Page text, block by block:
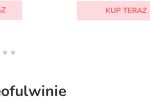
KUP TERAZ